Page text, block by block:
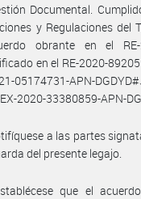
Documental.
y Regulaciones del
obrante en el RE-
en el RE-2020-
APN-
2020-33380859-APN-
a las partes
del presente legajo.
que el